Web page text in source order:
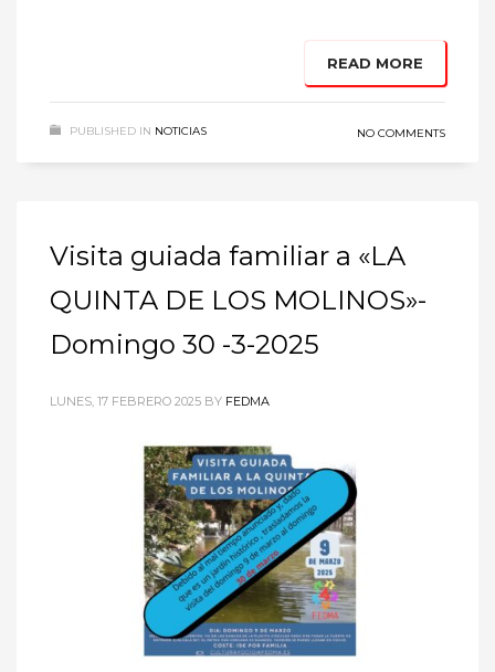
READ MORE
PUBLISHED IN NOTICIAS NO COMMENTS
Visita guiada familiar a «LA
QUINTA DE LOS MOLINOS»-
Domingo 30 -3-2025
LUNES, 17 FEBRERO 2025 BY FEDMA